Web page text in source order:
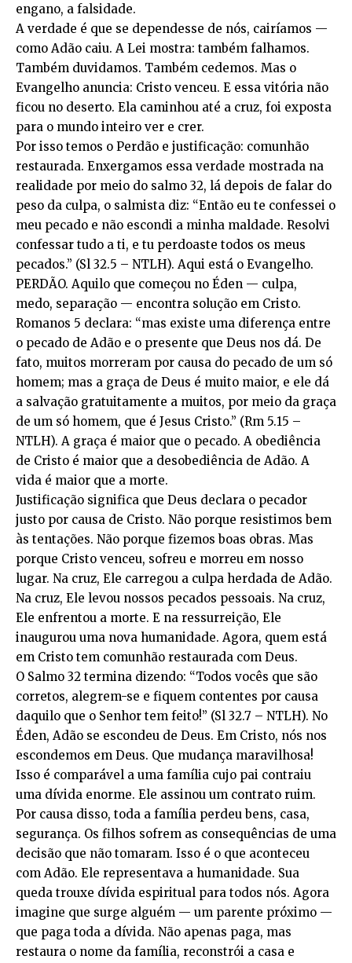
engano, a falsidade.
A verdade é que se dependesse de nós, cairíamos —
como Adão caiu. A Lei mostra: também falhamos.
Também duvidamos. Também cedemos. Mas o
Evangelho anuncia: Cristo venceu. E essa vitória não
ficou no deserto. Ela caminhou até a cruz, foi exposta
para o mundo inteiro ver e crer.
Por isso temos o Perdão e justificação: comunhão
restaurada. Enxergamos essa verdade mostrada na
realidade por meio do salmo 32, lá depois de falar do
peso da culpa, o salmista diz: “Então eu te confessei o
meu pecado e não escondi a minha maldade. Resolvi
confessar tudo a ti, e tu perdoaste todos os meus
pecados.” (Sl 32.5 – NTLH). Aqui está o Evangelho.
PERDÃO. Aquilo que começou no Éden — culpa,
medo, separação — encontra solução em Cristo.
Romanos 5 declara: “mas existe uma diferença entre
o pecado de Adão e o presente que Deus nos dá. De
fato, muitos morreram por causa do pecado de um só
homem; mas a graça de Deus é muito maior, e ele dá
a salvação gratuitamente a muitos, por meio da graça
de um só homem, que é Jesus Cristo.” (Rm 5.15 –
NTLH). A graça é maior que o pecado. A obediência
de Cristo é maior que a desobediência de Adão. A
vida é maior que a morte.
Justificação significa que Deus declara o pecador
justo por causa de Cristo. Não porque resistimos bem
às tentações. Não porque fizemos boas obras. Mas
porque Cristo venceu, sofreu e morreu em nosso
lugar. Na cruz, Ele carregou a culpa herdada de Adão.
Na cruz, Ele levou nossos pecados pessoais. Na cruz,
Ele enfrentou a morte. E na ressurreição, Ele
inaugurou uma nova humanidade. Agora, quem está
em Cristo tem comunhão restaurada com Deus.
O Salmo 32 termina dizendo: “Todos vocês que são
corretos, alegrem-se e fiquem contentes por causa
daquilo que o Senhor tem feito!” (Sl 32.7 – NTLH). No
Éden, Adão se escondeu de Deus. Em Cristo, nós nos
escondemos em Deus. Que mudança maravilhosa!
Isso é comparável a uma família cujo pai contraiu
uma dívida enorme. Ele assinou um contrato ruim.
Por causa disso, toda a família perdeu bens, casa,
segurança. Os filhos sofrem as consequências de uma
decisão que não tomaram. Isso é o que aconteceu
com Adão. Ele representava a humanidade. Sua
queda trouxe dívida espiritual para todos nós. Agora
imagine que surge alguém — um parente próximo —
que paga toda a dívida. Não apenas paga, mas
restaura o nome da família, reconstrói a casa e